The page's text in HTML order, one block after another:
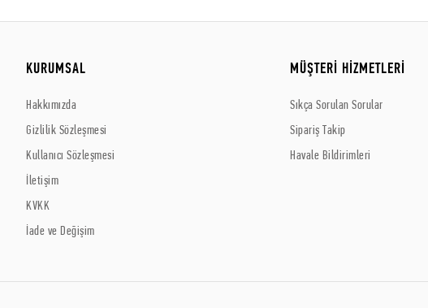
KURUMSAL
Hakkımızda
Gizlilik Sözleşmesi
Kullanıcı Sözleşmesi
İletişim
KVKK
İade ve Değişim
MÜŞTERİ HİZMETLERİ
Sıkça Sorulan Sorular
Sipariş Takip
Havale Bildirimleri